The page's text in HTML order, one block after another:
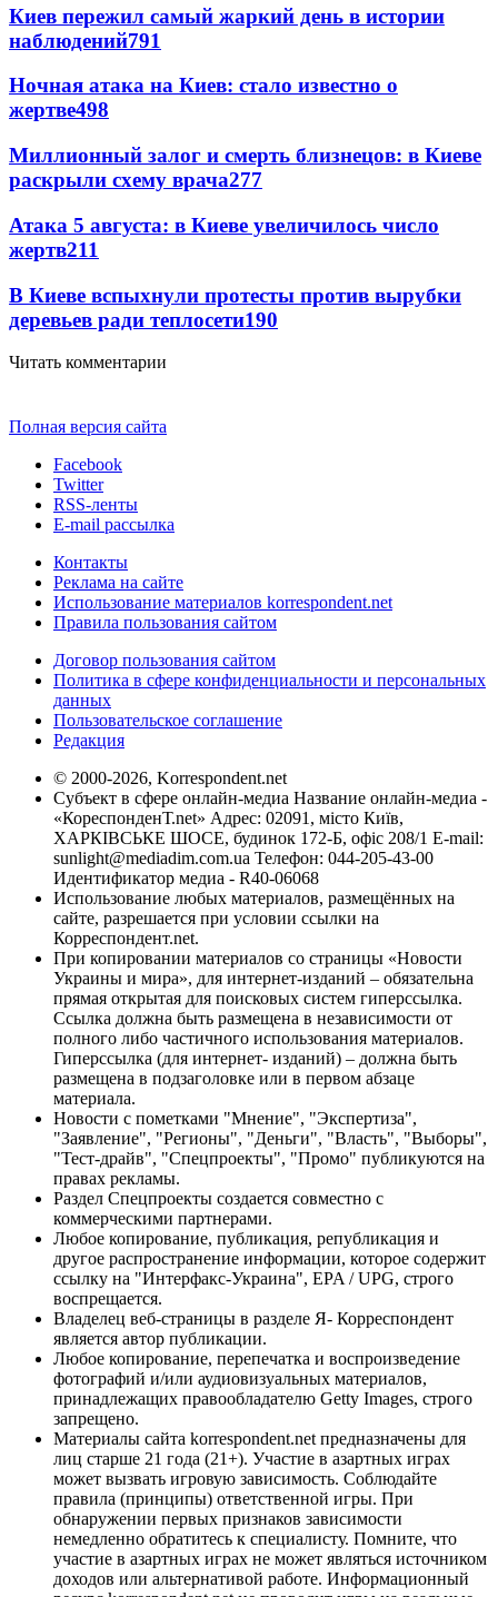
Киев пережил самый жаркий день в истории
наблюдений791
Ночная атака на Киев: стало известно о
жертве498
Миллионный залог и смерть близнецов: в Киеве
раскрыли схему врача277
Атака 5 августа: в Киеве увеличилось число
жертв211
В Киеве вспыхнули протесты против вырубки
деревьев ради теплосети190
Читать комментарии
Полная версия сайта
Facebook
Twitter
RSS-ленты
E-mail рассылка
Контакты
Реклама на сайте
Использование материалов korrespondent.net
Правила пользования сайтом
Договор пользования сайтом
Политика в сфере конфиденциальности и персональных
данных
Пользовательское соглашение
Редакция
© 2000-2026, Korrespondent.net
Субъект в сфере онлайн-медиа Название онлайн-медиа -
«КореспонденТ.net» Адрес: 02091, місто Київ,
ХАРКІВСЬКЕ ШОСЕ, будинок 172-Б, офіс 208/1 E-mail:
sunlight@mediadim.com.ua Телефон: 044-205-43-00
Идентификатор медиа - R40-06068
Использование любых материалов, размещённых на
сайте, разрешается при условии ссылки на
Корреспондент.net.
При копировании материалов со страницы «Новости
Украины и мира», для интернет-изданий – обязательна
прямая открытая для поисковых систем гиперссылка.
Ссылка должна быть размещена в независимости от
полного либо частичного использования материалов.
Гиперссылка (для интернет- изданий) – должна быть
размещена в подзаголовке или в первом абзаце
материала.
Новости с пометками "Мнение", "Экспертиза",
"Заявление", "Регионы", "Деньги", "Власть", "Выборы",
"Тест-драйв", "Спецпроекты", "Промо" публикуются на
правах рекламы.
Раздел Спецпроекты создается совместно с
коммерческими партнерами.
Любое копирование, публикация, републикация и
другое распространение информации, которое содержит
ссылку на "Интерфакс-Украина", EPA / UPG, строго
воспрещается.
Владелец веб-страницы в разделе Я- Корреспондент
является автор публикации.
Любое копирование, перепечатка и воспроизведение
фотографий и/или аудиовизуальных материалов,
принадлежащих правообладателю Getty Images, строго
запрещено.
Материалы сайта korrespondent.net предназначены для
лиц старше 21 года (21+). Участие в азартных играх
может вызвать игровую зависимость. Соблюдайте
правила (принципы) ответственной игры. При
обнаружении первых признаков зависимости
немедленно обратитесь к специалисту. Помните, что
участие в азартных играх не может являться источником
доходов или альтернативой работе. Информационный